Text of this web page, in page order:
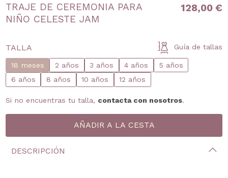
TRAJE DE CEREMONIA PARA
NIÑO CELESTE JAM
128,00 €
TALLA Guía de tallas
18 meses 2 años 3 años 4 años
5 años
6 años
8 años 10 años 12 años
Si no encuentras tu talla, contacta con nosotros.
DESCRIPCIÓN